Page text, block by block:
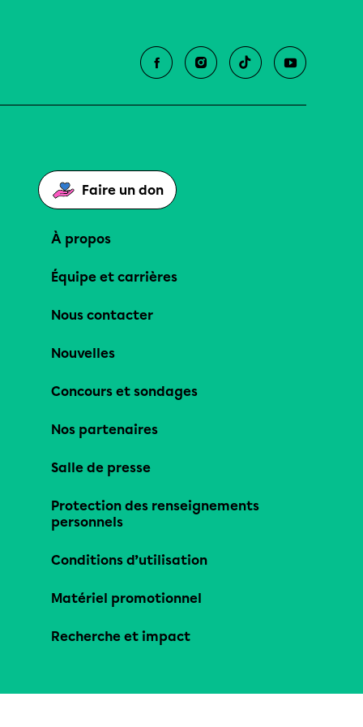
Faire un don
À propos
Équipe et carrières
Nous contacter
Nouvelles
Concours et sondages
Nos partenaires
Salle de presse
Protection des renseignements
personnels
Conditions d’utilisation
Matériel promotionnel
Recherche et impact